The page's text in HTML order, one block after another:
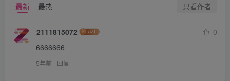
最新 最热 只看作者
2111815072
0
6666666
5年前 回复